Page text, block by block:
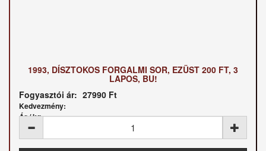
1993, DÍSZTOKOS FORGALMI SOR, EZÜST 200 FT, 3
LAPOS, BU!
Fogyasztói ár: 27990 Ft
Kedvezmény:
Ár / kg: